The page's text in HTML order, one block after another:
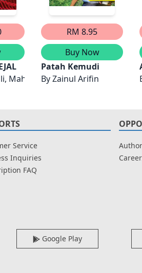
Mahmod Abd Hakim Mohamad &
RM 8.95
Buy Now
Patah Kemudi
ByZainul Arifin
Service
Inquiries
FAQ
Google Play